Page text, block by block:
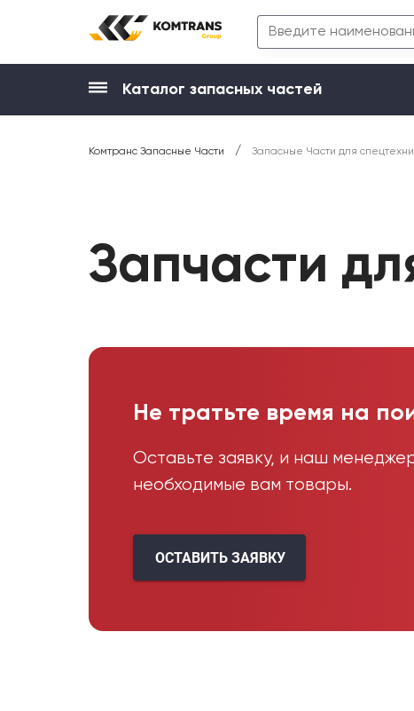
Каталог запасных частей
Комтранс Запасные Части / Запасные Части для
Запчасти
Не тратьте время на
Оставьте заявку, и наш
необходимые вам товары.
ОСТАВИТЬ ЗАЯВКУ